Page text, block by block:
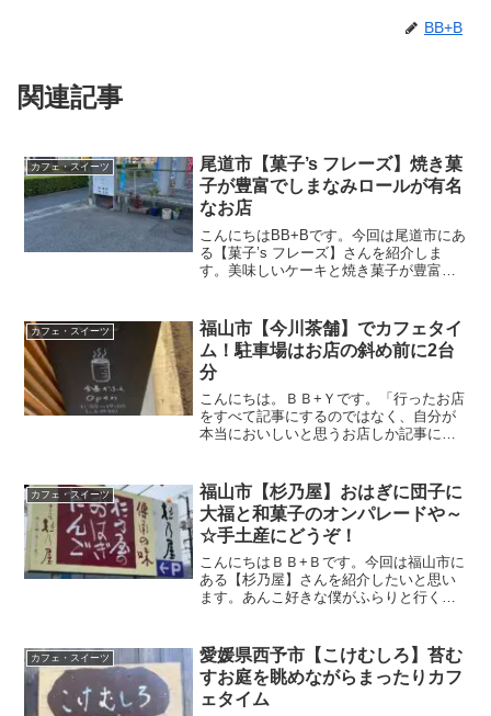
BB+B
関連記事
カフェ・スイーツ
尾道市【菓子’s フレーズ】焼き菓
子が豊富でしまなみロールが有名
なお店
こんにちはBB+Bです。今回は尾道市にあ
る【菓子’s フレーズ】さんを紹介しま
す。美味しいケーキと焼き菓子が豊富な
ーケース。美味しそうなケーキが並んで
います。種類豊富な...
カフェ・スイーツ
福山市【今川茶舗】でカフェタイ
ム！駐車場はお店の斜め前に2台
分
こんにちは。ＢＢ+Ｙです。「行ったお店
をすべて記事にするのではなく、自分が
本当においしいと思うお店しか記事にし
います。2021年10月に店舗をリニューア
ルされカフェが併...
カフェ・スイーツ
福山市【杉乃屋】おはぎに団子に
大福と和菓子のオンパレードや～
☆手土産にどうぞ！
こんにちはＢＢ+Ｂです。今回は福山市に
ある【杉乃屋】さんを紹介したいと思い
ます。あんこ好きな僕がふらりと行くお
やシェイクまであるみたい(*'ω'*)この記事
では【杉乃屋...
カフェ・スイーツ
愛媛県西予市【こけむしろ】苔む
すお庭を眺めながらまったりカフ
ェタイム